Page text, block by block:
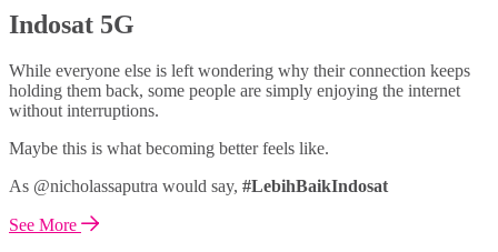
Indosat 5G
While everyone else is left wondering why their connection keeps
holding them back, some people are simply enjoying the internet
without interruptions.
Maybe this is what becoming better feels like.
As @nicholassaputra would say, #LebihBaikIndosat
See More